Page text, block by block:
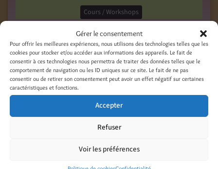
Gérer le consentement
Pour offrir les meilleures expériences, nous utilisons des technologies telles que les
cookies pour stocker et/ou accéder aux informations des appareils. Le fait de
consentir à ces technologies nous permettra de traiter des données telles que le
comportement de navigation ou les ID uniques sur ce site. Le fait de ne pas
consentir ou de retirer son consentement peut avoir un effet négatif sur certaines
caractéristiques et fonctions.
Accepter
Refuser
Voir les préférences
Cours / Workshops
Mon atelier est ouvert sur rdv
10 septembre 2023
Besoin d’un cadeau original, créé de mes mains en
pièce unique, envie de participer à un atelier
créatif ou simplement découvrir mon univers ?
Appelez-moi et passez à l’atelier. Je peux vous
recevoir aussi bien en semaine que le week-end.